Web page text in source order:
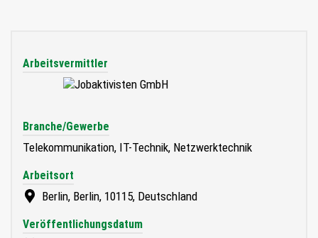
Arbeitsvermittler
Branche/Gewerbe
Telekommunikation, IT-Technik, Netzwerktechnik
Arbeitsort
Berlin, Berlin, 10115, Deutschland
Veröffentlichungsdatum